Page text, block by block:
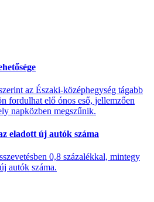
az Északi-középhegység tágabb
fordulhat elő ónos eső, jellemzően
napközben megszűnik.
eladott új autók száma
0,8 százalékkal, mintegy
autók száma.